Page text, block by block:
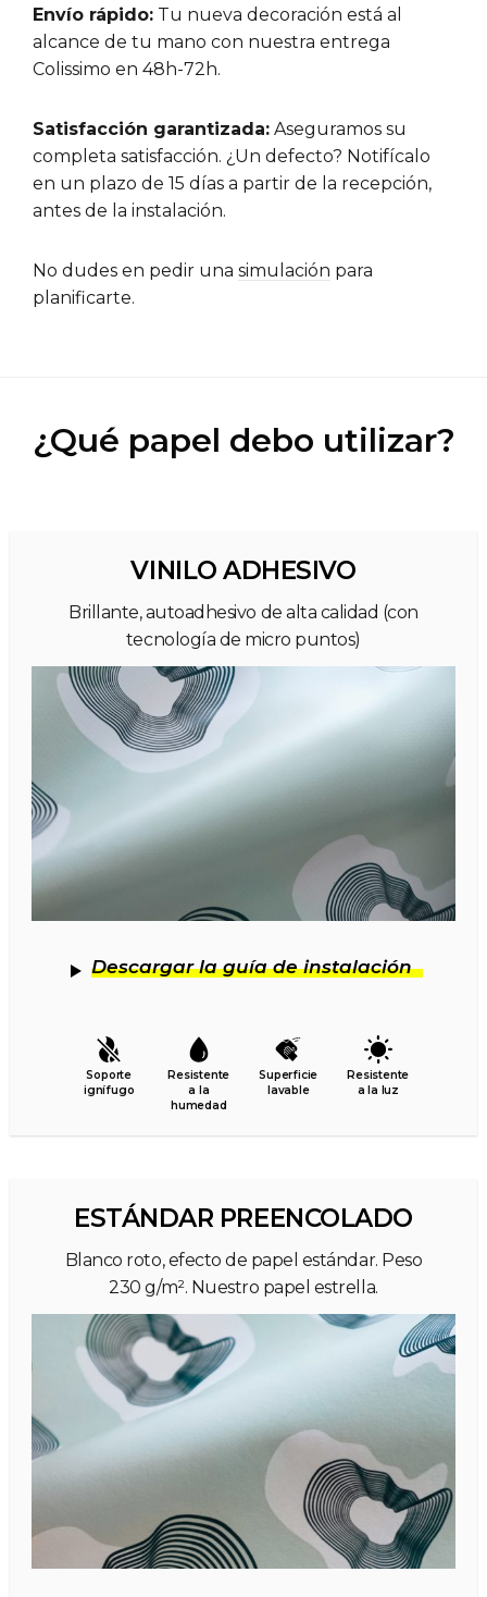
Envío rápido: Tu nueva decoración está al
alcance de tu mano con nuestra entrega
Colissimo en 48h-72h.
Satisfacción garantizada: Aseguramos su
completa satisfacción. ¿Un defecto? Notifícalo
en un plazo de 15 días a partir de la recepción,
antes de la instalación.
No dudes en pedir una simulación para
planificarte.
¿Qué papel debo utilizar?
VINILO ADHESIVO
Brillante, autoadhesivo de alta calidad (con
tecnología de micro puntos)
Descargar la guía de instalación
Soporte
ignífugo
Resistente
a la
humedad
Superficie
lavable
Resistente
a la luz
ESTÁNDAR PREENCOLADO
Blanco roto, efecto de papel estándar. Peso
230 g/m². Nuestro papel estrella.